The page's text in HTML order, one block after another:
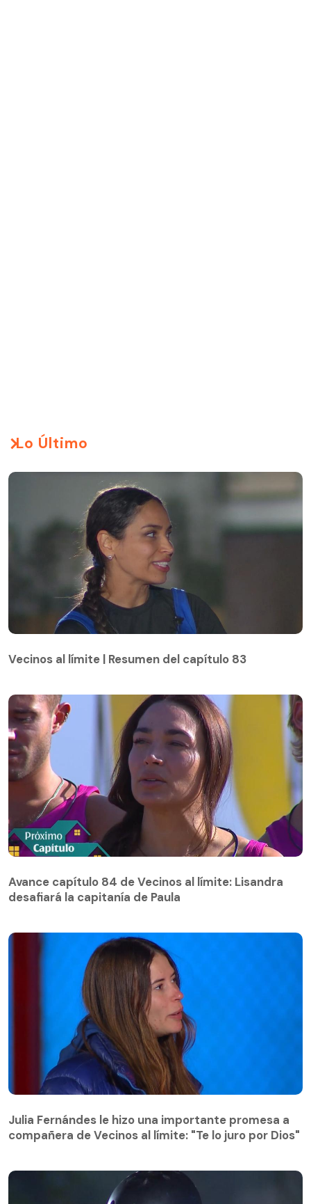
Lo Último
Vecinos al límite | Resumen del capítulo 83
desafiará la capitanía de Paula
Avance capítulo 84 de Vecinos al límite: Lisandra
desafiará la capitanía de Paula
compañera de Vecinos al límite: "Te lo juro por Dios"
Julia Fernándes le hizo una importante promesa a
compañera de Vecinos al límite: "Te lo juro por Dios"